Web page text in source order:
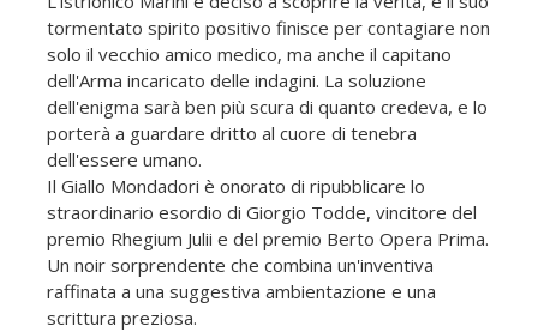
tormentato spirito positivo finisce per contagiare non
solo il vecchio amico medico, ma anche il capitano
dell'Arma incaricato delle indagini. La soluzione
dell'enigma sarà ben più scura di quanto credeva, e lo
porterà a guardare dritto al cuore di tenebra
dell'essere umano.
Il Giallo Mondadori è onorato di ripubblicare lo
straordinario esordio di Giorgio Todde, vincitore del
premio Rhegium Julii e del premio Berto Opera Prima.
Un noir sorprendente che combina un'inventiva
raffinata a una suggestiva ambientazione e una
scrittura preziosa.